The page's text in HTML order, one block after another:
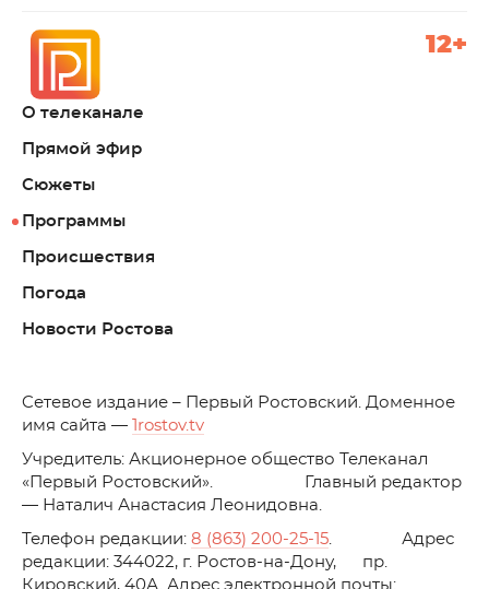
О телеканале
Прямой эфир
Сюжеты
Программы
Происшествия
Погода
Новости Ростова
12+
Cетевое издание – Первый Ростовский. Доменное
имя сайта —
1rostov.tv
Учредитель: Акционерное общество Телеканал
«Первый Ростовский». Главный редактор
— Наталич Анастасия Леонидовна.
Телефон редакции: 8 (863) 200-25-15. Адрес
редакции: 344022, г. Ростов-на-Дону, пр.
Кировский, 40А. Адрес электронной почты: